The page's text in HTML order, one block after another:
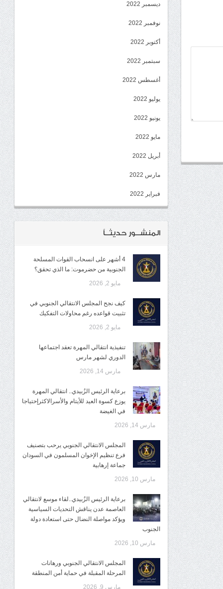
ديسمبر 2022
نوفمبر 2022
أكتوبر 2022
سبتمبر 2022
أغسطس 2022
يوليو 2022
يونيو 2022
مايو 2022
أبريل 2022
مارس 2022
فبراير 2022
المنشــور حديثــاً
4 أشهر على انسحاب القوات المسلحة
الجنوبية من حضرموت: ما الذي تحقق؟
مايو 2, 2026
كيف نجح المجلس الانتقالي الجنوبي في
تثبيت قواعده رغم محاولات التفكيك
مايو 2, 2026
تنفيذية انتقالي المهرة تعقد اجتماعها
الدوري لشهر مارس
مارس 14, 2026
برعاية الرئيس الزُبيدي.. انتقالي المهرة
يوزع كسوة العيد للأيتام والأسرالاكثرإحتياجا
في الغيضة
مارس 14, 2026
المجلس الانتقالي الجنوبي يرحب بتصنيف
فرع تنظيم الإخوان المسلمون في السودان
جماعة إرهابية
مارس 10, 2026
برعاية الرئيس الزُبيدي..لقاء موسع لانتقالي
العاصمة عدن يناقش التحديات السياسية
ويؤكد مواصلة النضال حتى استعادة دولة
الجنوب
مارس 10, 2026
المجلس الانتقالي الجنوبي ورهانات
المرحلة المقبلة في حماية أمن المنطقة
مارس 9, 2026